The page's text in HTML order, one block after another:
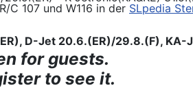
- K-Jetronic(KA&KE)
C 107 und W116 in der SLpedia
D-Jet 20.6.(ER)/29.8.(F), KA-
for guests.
to see it.